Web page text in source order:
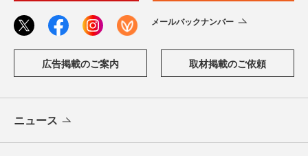
メールバックナンバー
広告掲載のご案内 取材掲載のご依頼
ニュース